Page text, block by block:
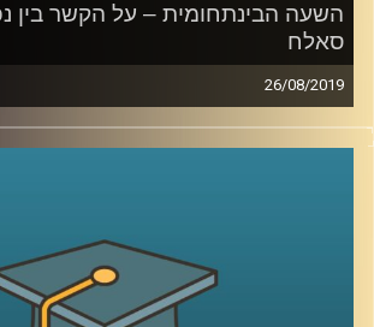
השעה הבינתחומית – על הקשר בין
סאלח
26/08/2019
לאורך שנים המזה"ת היווה אזור
באוצרות הטבע שיכלו להפיק בו,
כמובן נמצא הזהב השחור.